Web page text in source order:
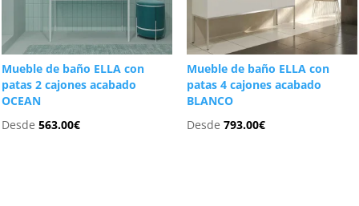
Mueble de baño ELLA con
patas 2 cajones acabado
OCEAN
Desde563.00€
Mueble de baño ELLA con
patas 4 cajones acabado
BLANCO
Desde 793.00€